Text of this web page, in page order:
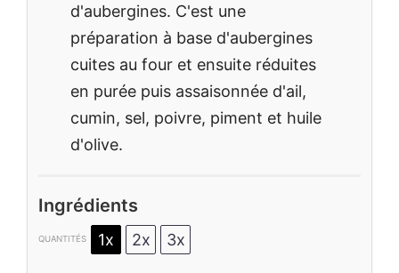
d'aubergines. C'est une
préparation à base d'aubergines
cuites au four et ensuite réduites
en purée puis assaisonnée d'ail,
cumin, sel, poivre, piment et huile
d'olive.
Ingrédients
QUANTITÉS 1x 2x 3x